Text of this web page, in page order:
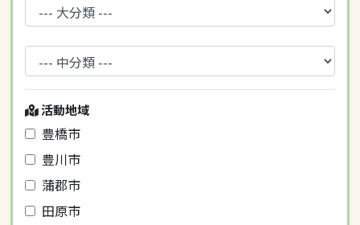
活動地域
豊橋市
豊川市
蒲郡市
田原市